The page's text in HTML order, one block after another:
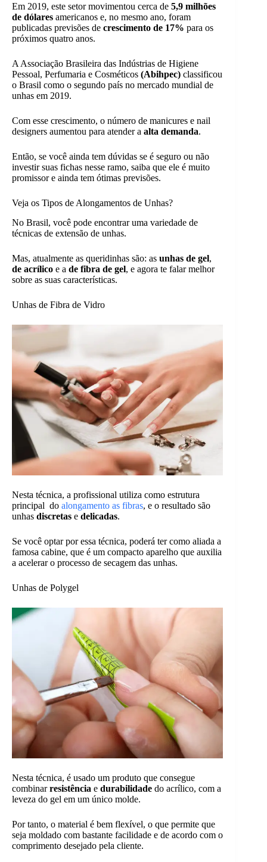
Em 2019, este setor movimentou cerca de 5,9 milhões
de dólares americanos e, no mesmo ano, foram
publicadas previsões de crescimento de 17% para os
próximos quatro anos.
A Associação Brasileira das Indústrias de Higiene
Pessoal, Perfumaria e Cosméticos (Abihpec) classificou
o Brasil como o segundo país no mercado mundial de
unhas em 2019.
Com esse crescimento, o número de manicures e nail
designers aumentou para atender a alta demanda.
Então, se você ainda tem dúvidas se é seguro ou não
investir suas fichas nesse ramo, saiba que ele é muito
promissor e ainda tem ótimas previsões.
Veja os Tipos de Alongamentos de Unhas?
No Brasil, você pode encontrar uma variedade de
técnicas de extensão de unhas.
Mas, atualmente as queridinhas são: as unhas de gel,
de acrílico e a de fibra de gel, e agora te falar melhor
sobre as suas características.
Unhas de Fibra de Vidro
Nesta técnica, a profissional utiliza como estrutura
principal do alongamento as fibras, e o resultado são
unhas discretas e delicadas.
Se você optar por essa técnica, poderá ter como aliada a
famosa cabine, que é um compacto aparelho que auxilia
a acelerar o processo de secagem das unhas.
Unhas de Polygel
Nesta técnica, é usado um produto que consegue
combinarresistência e durabilidade do acrílico, com a
leveza do gel em um único molde.
Por tanto, o material é bem flexível, o que permite que
seja moldado com bastante facilidade e de acordo com o
comprimento desejado pela cliente.